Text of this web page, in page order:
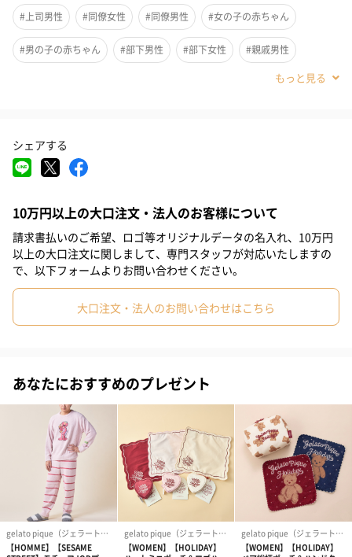
合いや、エルモ・クッキーモンスターの立体的なお顔のパーツが
とっても可愛らしいアイテムです。ふわふわもこもこの肌触り
で、敏感なお子様もふんわり包み込みます。
Fabric
ブランドの顔ともいえる、ふんわりと上質なもこもこ感が人気
ジェラート ピケの代名詞である定番のニット素材'ジェラート'。
やわらかく、ふわふわもこもこの肌触りが特徴で、毛足が長くあ
たたかな素材です。GELATO PIQUE（＝アイスの生地）が名の由
選べるデザイン
『SESAME STREET』とのコラボレーション第2弾は、1日が終わ
り、眠りにつくまでの至福の時間をイメージした優しいコレクシ
ョン。gelato piqueらしいパステルカラーを使用した、ベビーサ
イズポンチョです。
エルモ
#上司男性 #同僚女性 #同僚男性 #女の子の赤ちゃん
#男の子の赤ちゃん #部下男性 #部下女性 #親戚男性
#40代
シェアする
10万円以上の大口注文・法人のお客様について
請求書払いのご希望、ロゴ等オリジナルデータの名入れ、10万円
以上の大口注文に関しまして、専門スタッフが対応いたしますの
で、以下フォームよりお問い合わせください。
大口注文・法人のお問い合わせはこちら
あなたにおすすめのプレゼント